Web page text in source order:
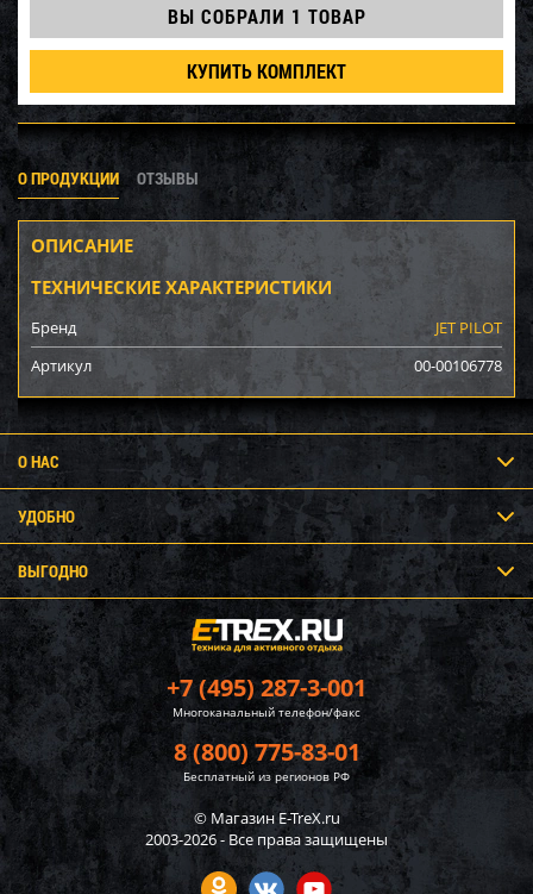
ВЫ СОБРАЛИ 1 ТОВАР
КУПИТЬ КОМПЛЕКТ
О ПРОДУКЦИИ ОТЗЫВЫ
ОПИСАНИЕ
ТЕХНИЧЕСКИЕ ХАРАКТЕРИСТИКИ
Бренд
JET PILOT
Артикул
00-00106778
+7 (495) 287-3-001
Многоканальный телефон/факс
8 (800) 775-83-01
Бесплатный из регионов РФ
© Магазин E-TreX.ru
2003-2026 - Все права защищены
О НАС
УДОБНО
ВЫГОДНО